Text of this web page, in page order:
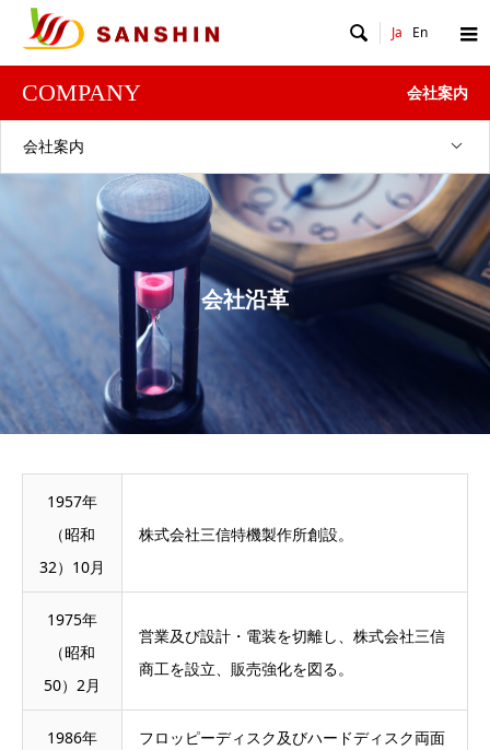
 Ja En
COMPANY 会社案内
会社案内
会社沿革
1957年
（昭和
32）10月
株式会社三信特機製作所創設。
1975年
（昭和
50）2月
営業及び設計・電装を切離し、株式会社三信
商工を設立、販売強化を図る。
1986年
フロッピーディスク及びハードディスク両面